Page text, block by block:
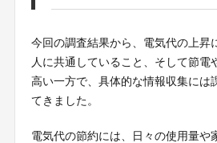
今回の調査結果から、電気代の上昇
人に共通していること、そして節電
高い一方で、具体的な情報収集には
てきました。
電気代の節約には、日々の使用量や